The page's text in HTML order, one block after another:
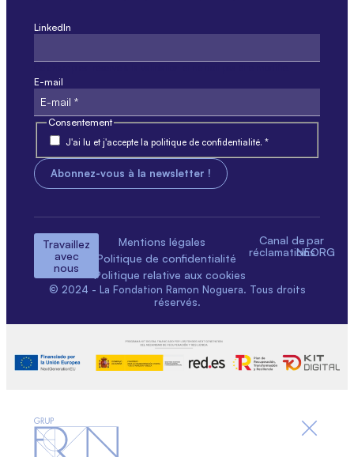
LinkedIn
E-mail
Consentement
J'ai lu et j'accepte la politique de confidentialité. *
Travaillez
avec
nous
Mentions légales
Politique de confidentialité
Politique relative aux cookies
Canal de
réclamations
par
NEORG
© 2024 - La Fondation Ramon Noguera. Tous droits
réservés.